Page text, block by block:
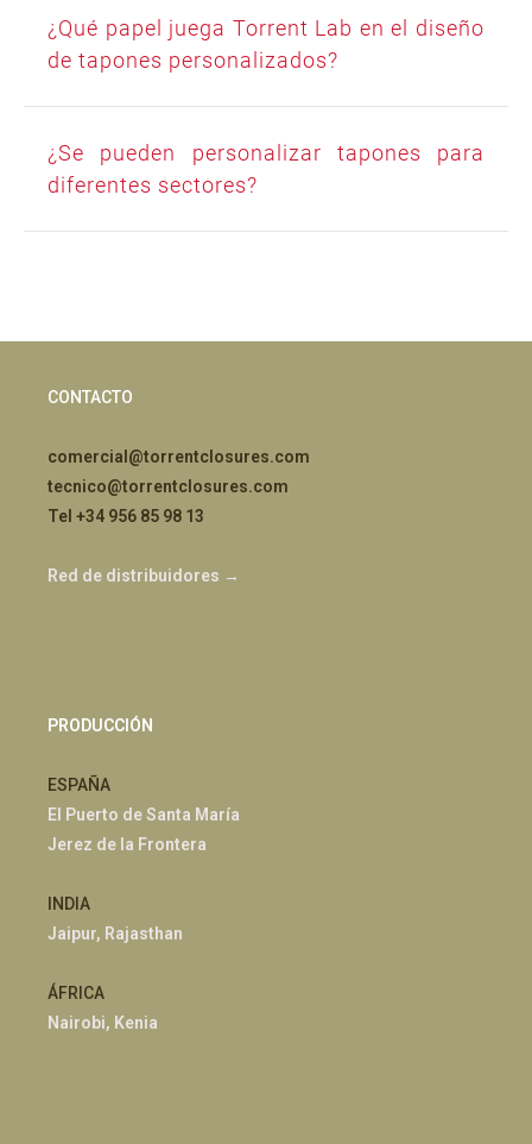
¿Qué papel juega Torrent Lab en el diseño
de tapones personalizados?
¿Se pueden personalizar tapones para
diferentes sectores?
CONTACTO
comercial@torrentclosures.com
tecnico@torrentclosures.com
Tel +34 956 85 98 13
Red de distribuidores →
PRODUCCIÓN
ESPAÑA
El Puerto de Santa María
Jerez de la Frontera
INDIA
Jaipur, Rajasthan
ÁFRICA
Nairobi, Kenia